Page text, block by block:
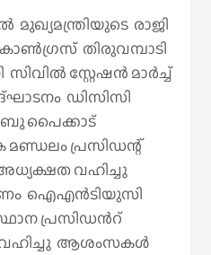
മുഖ്യമന്ത്രിയുടെ രാജി
തിരുവമ്പാടി
സിവിൽ സ്റ്റേഷൻ മാർച്ച്
ഡിസിസി
പൈക്കാട്
പ്രസിഡന്റ്‌
വഹിച്ചു
ഐഎൻടിയുസി
പ്രസിഡൻറ്
ആശംസകൾ